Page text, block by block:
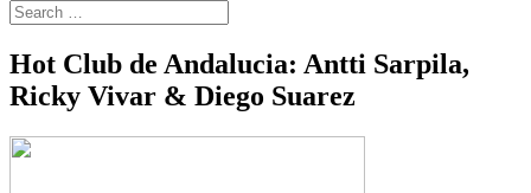
Hot Club de Andalucia: Antti Sarpila,
Ricky Vivar & Diego Suarez